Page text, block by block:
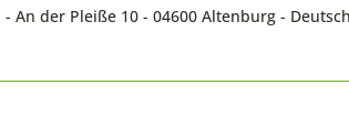
- An der Pleiße 10 - 04600 Altenburg -